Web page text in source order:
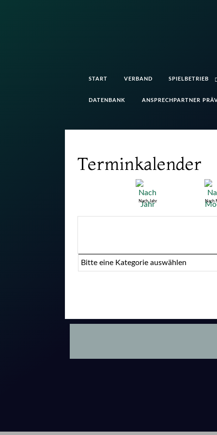
START VERBAND SPIELBETRIEB
DATENBANK ANSPRECHPARTNER
Terminkalender
Nach Jahr Nach
Bitte eine Kategorie auswählen